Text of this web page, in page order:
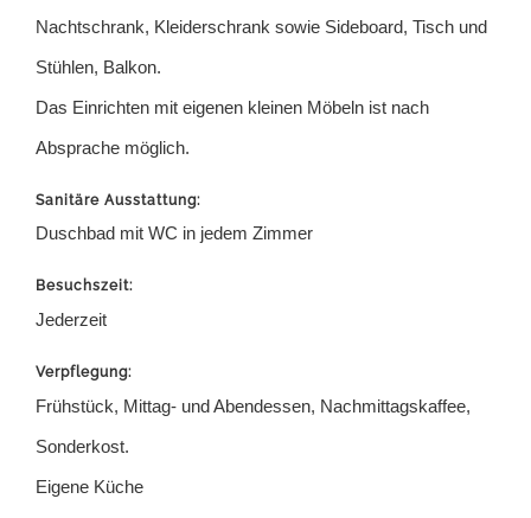
Nachtschrank, Kleiderschrank sowie Sideboard, Tisch und
Stühlen, Balkon.
Das Einrichten mit eigenen kleinen Möbeln ist nach
Absprache möglich.
Sanitäre Ausstattung:
Duschbad mit WC in jedem Zimmer
Besuchszeit:
Jederzeit
Verpflegung:
Frühstück, Mittag- und Abendessen, Nachmittagskaffee,
Sonderkost.
Eigene Küche